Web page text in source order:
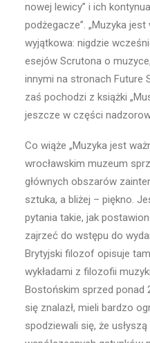
nowej lewicy” i ich
podżegacze”. „Muzyka
wyjątkowa: nigdzie
esejów Scrutona o
innymi na stronach Future
zaś pochodzi z książki
jeszcze w części
Co wiąże „Muzyka jest
wrocławskim muzeum
głównych obszarów
sztuka, a bliżej – piękno.
pytania takie, jak
zajrzeć do wstępu do
Brytyjski filozof opisuje
wykładami z filozofii
Bostońskim sprzed ponad
się znalazł, mieli bardzo
spodziewali się, że